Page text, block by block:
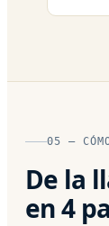
05 —
De la
en 4